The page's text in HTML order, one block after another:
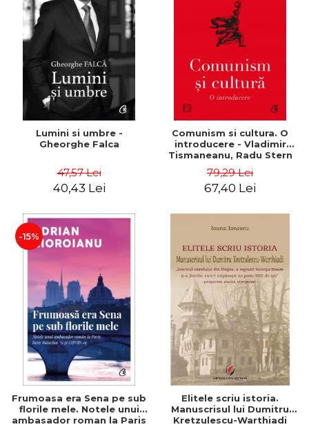
Lumini si umbre -
Gheorghe Falca
47,57 Lei
40,43 Lei
Comunism si cultura. O
introducere - Vladimir
Tismaneanu, Radu Stern
79,29 Lei
67,40 Lei
-15%
Frumoasa era Sena pe sub
florile mele. Notele unui
ambasador roman la Paris
Elitele scriu istoria.
Manuscrisul lui Dumitru
Kretzulescu-Warthiadi